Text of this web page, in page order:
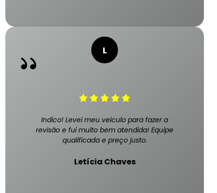
Indico! Levei meu veículo para fazer a
revisão e fui muito bem atendida! Equipe
qualificada e preço justo.
Letícia Chaves